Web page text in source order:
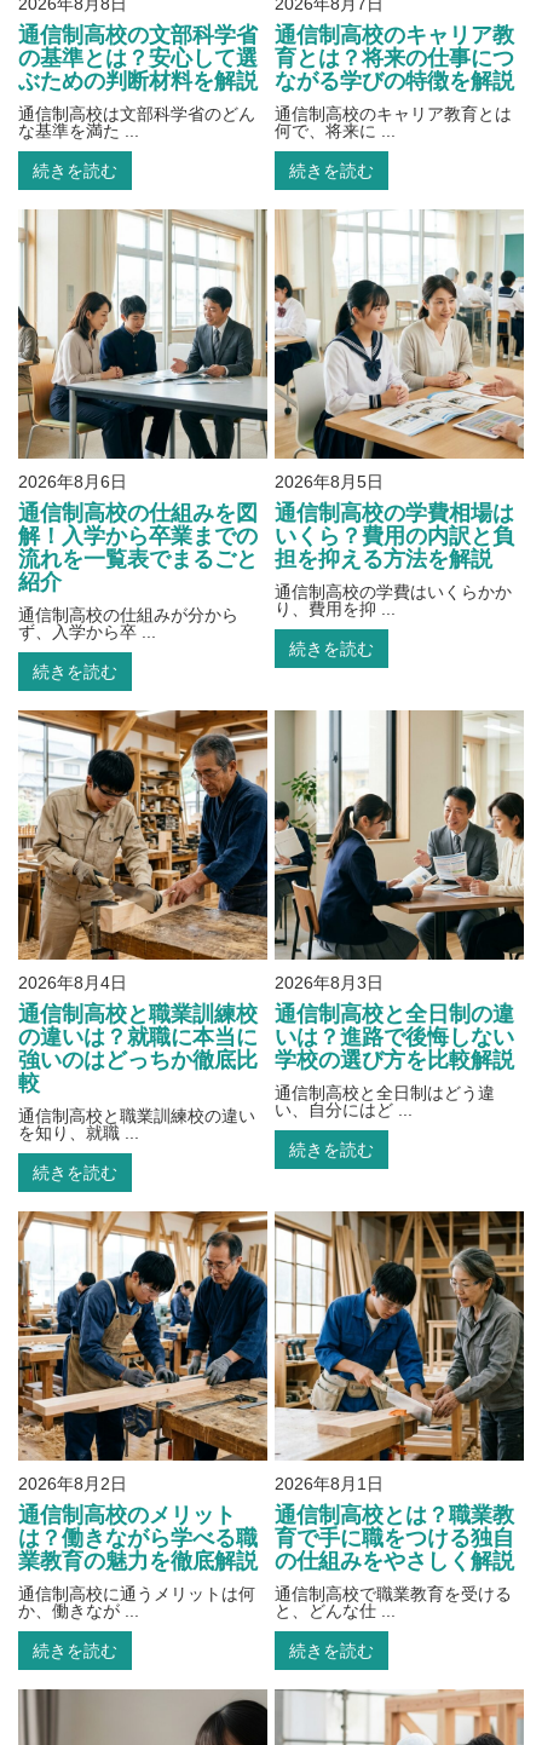
通信制高校の文部科学省
の基準とは？安心して選
ぶための判断材料を解説
通信制高校は文部科学省のどん
な基準を満た ...
続きを読む
通信制高校のキャリア教
育とは？将来の仕事につ
ながる学びの特徴を解説
通信制高校のキャリア教育とは
何で、将来に ...
続きを読む
2026年8月6日
通信制高校の仕組みを図
解！入学から卒業までの
流れを一覧表でまるごと
紹介
通信制高校の仕組みが分から
ず、入学から卒 ...
続きを読む
2026年8月5日
通信制高校の学費相場は
いくら？費用の内訳と負
担を抑える方法を解説
通信制高校の学費はいくらかか
り、費用を抑 ...
続きを読む
2026年8月4日
通信制高校と職業訓練校
の違いは？就職に本当に
強いのはどっちか徹底比
較
通信制高校と職業訓練校の違い
を知り、就職 ...
続きを読む
2026年8月3日
通信制高校と全日制の違
いは？進路で後悔しない
学校の選び方を比較解説
通信制高校と全日制はどう違
い、自分にはど ...
続きを読む
2026年8月2日
通信制高校のメリット
は？働きながら学べる職
業教育の魅力を徹底解説
通信制高校に通うメリットは何
か、働きなが ...
続きを読む
2026年8月1日
通信制高校とは？職業教
育で手に職をつける独自
の仕組みをやさしく解説
通信制高校で職業教育を受ける
と、どんな仕 ...
続きを読む